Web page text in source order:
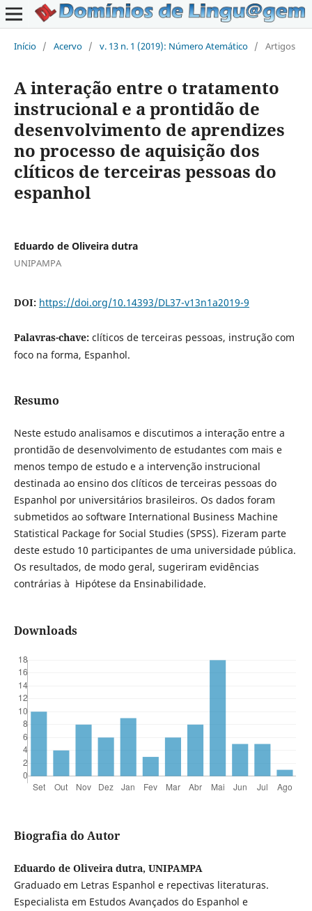
Início / Acervo / v. 13 n. 1 (2019): Número Atemático / Artigos
A interação entre o tratamento
instrucional e a prontidão de
desenvolvimento de aprendizes
no processo de aquisição dos
clíticos de terceiras pessoas do
espanhol
Eduardo de Oliveira dutra
UNIPAMPA
DOI: https://doi.org/10.14393/DL37-v13n1a2019-9
Palavras-chave: clíticos de terceiras pessoas, instrução com
foco na forma, Espanhol.
Resumo
Neste estudo analisamos e discutimos a interação entre a
prontidão de desenvolvimento de estudantes com mais e
menos tempo de estudo e a intervenção instrucional
destinada ao ensino dos clíticos de terceiras pessoas do
Espanhol por universitários brasileiros. Os dados foram
submetidos ao software International Business Machine
Statistical Package for Social Studies (SPSS). Fizeram parte
deste estudo 10 participantes de uma universidade pública.
Os resultados, de modo geral, sugeriram evidências
contrárias à Hipótese da Ensinabilidade.
Downloads
Biografia do Autor
Eduardo de Oliveira dutra, UNIPAMPA
Graduado em Letras Espanhol e repectivas literaturas.
Especialista em Estudos Avançados do Espanhol e